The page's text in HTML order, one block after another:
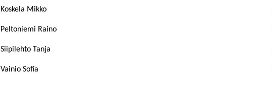
Koskela Mikko
Peltoniemi Raino
Siipilehto Tanja
Vainio Sofia